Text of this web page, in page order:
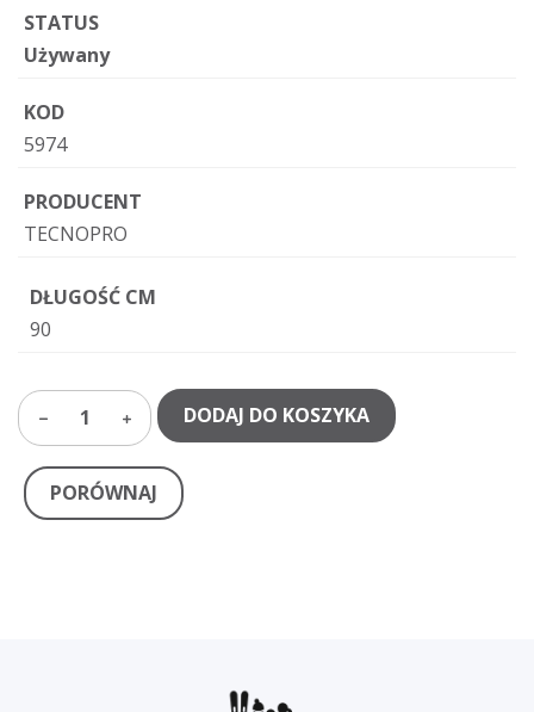
STATUS
Używany
KOD
5974
PRODUCENT
TECNOPRO
DŁUGOŚĆ CM
90
1 DODAJ DO KOSZYKA
PORÓWNAJ